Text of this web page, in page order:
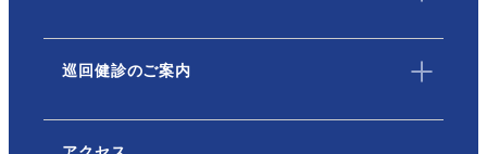
巡回健診のご案内